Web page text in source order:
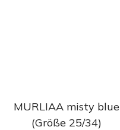
MURLIAA misty blue
(Größe 25/34)